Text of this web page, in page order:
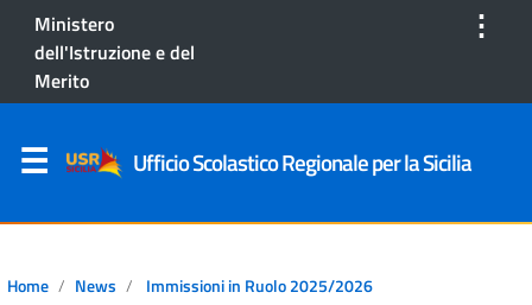
Ministero
dell'Istruzione e del
Merito
⋮
Ufficio Scolastico Regionale per la Sicilia
Home News Immissioni in Ruolo 2025/2026